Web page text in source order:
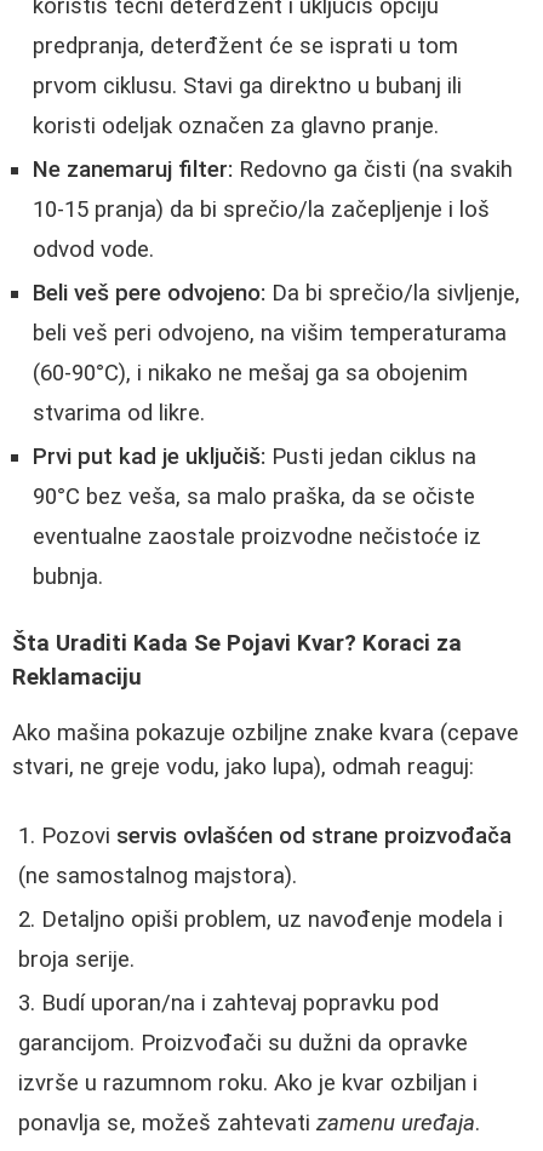
koristiš tečni deterđžent i uključiš opciju
predpranja, deterđžent će se isprati u tom
prvom ciklusu. Stavi ga direktno u bubanj ili
koristi odeljak označen za glavno pranje.
Ne zanemaruj filter: Redovno ga čisti (na svakih
10-15 pranja) da bi sprečio/la začepljenje i loš
odvod vode.
Beli veš pere odvojeno: Da bi sprečio/la sivljenje,
beli veš peri odvojeno, na višim temperaturama
(60-90°C), i nikako ne mešaj ga sa obojenim
stvarima od likre.
Prvi put kad je uključiš: Pusti jedan ciklus na
90°C bez veša, sa malo praška, da se očiste
eventualne zaostale proizvodne nečistoće iz
bubnja.
Šta Uraditi Kada Se Pojavi Kvar? Koraci za
Reklamaciju
Ako mašina pokazuje ozbiljne znake kvara (cepave
stvari, ne greje vodu, jako lupa), odmah reaguj:
Pozovi servis ovlašćen od strane proizvođača
(ne samostalnog majstora).
Detaljno opiši problem, uz navođenje modela i
broja serije.
Budí uporan/na i zahtevaj popravku pod
garancijom. Proizvođači su dužni da opravke
izvrše u razumnom roku. Ako je kvar ozbiljan i
ponavlja se, možeš zahtevati zamenu uređaja.